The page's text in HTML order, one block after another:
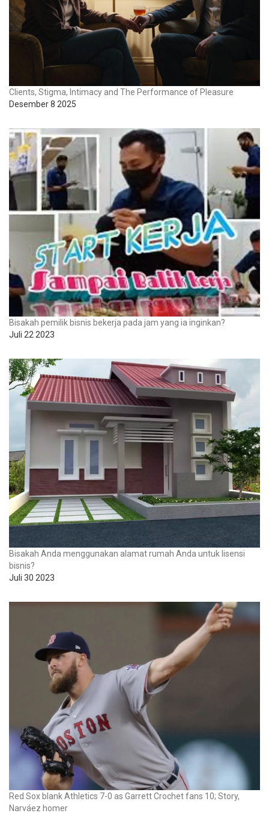
Clients, Stigma, Intimacy and The Performance of Pleasure
Desember 8 2025
Bisakah pemilik bisnis bekerja pada jam yang ia inginkan?
Juli 22 2023
Bisakah Anda menggunakan alamat rumah Anda untuk lisensi
bisnis?
Juli 30 2023
Red Sox blank Athletics 7-0 as Garrett Crochet fans 10; Story,
Narváez homer